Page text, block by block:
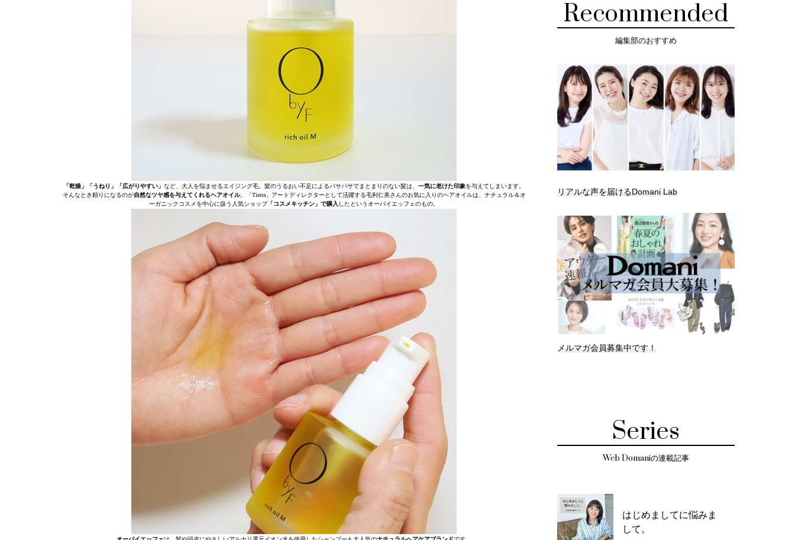
「乾燥」「うねり」「広がりやすい」 など、大人を悩ませるエイジング毛。髪のうるおい不足によるパサパサでまとまりのない髪は、 一気に老けた印象を与えてしまいます。
そんなとき頼りになるのが自然なツヤ感を与えてくれるヘアオイル。「Tierra」アートディレクターとして活躍する毛利仁美さんのお気に入りのヘアオイルは、ナチュラル＆オ
ーガニックコスメを中心に扱う人気ショップ「コスメキッチン」で購入 したというオーバイエッフェのもの。
Recommended
編集部のおすすめ
リアルな声を届けるDomani Lab
メルマガ会員募集中です！
Series
Web Domaniの連載記事
はじめましてに悩みま
して。